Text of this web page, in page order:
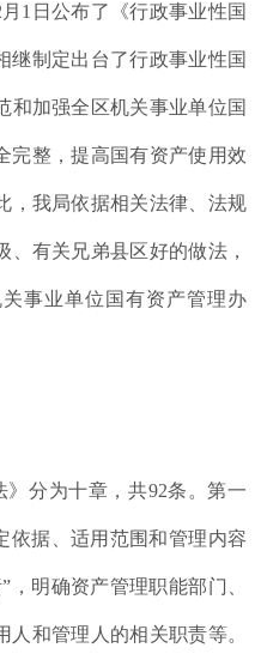
月1日公布了《行政事业性国
继制定出台了行政事业性国
和加强全区机关事业单位国
完整 ，提高国有资产使用效
， 我局依据相关法律、法规
、有关兄弟县区好的做法 ，
事业单位国有资产管理办
》分为十章 ， 共92条 。第一
依据、适用范围和管理内容
， 明确资产管理职能部门、
人和管理人的相关职责等。